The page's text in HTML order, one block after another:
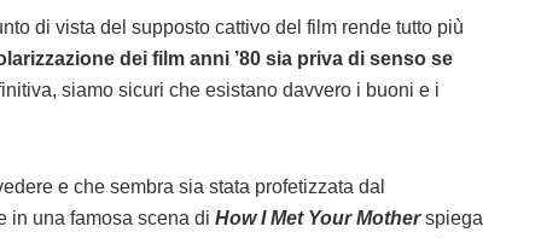
di vista del supposto cattivo del film rende tutto più
dei film anni ’80 sia priva di senso se
siamo sicuri che esistano davvero i buoni e i
e che sembra sia stata profetizzata dal
in una famosa scena di How I Met Your Motherspiega